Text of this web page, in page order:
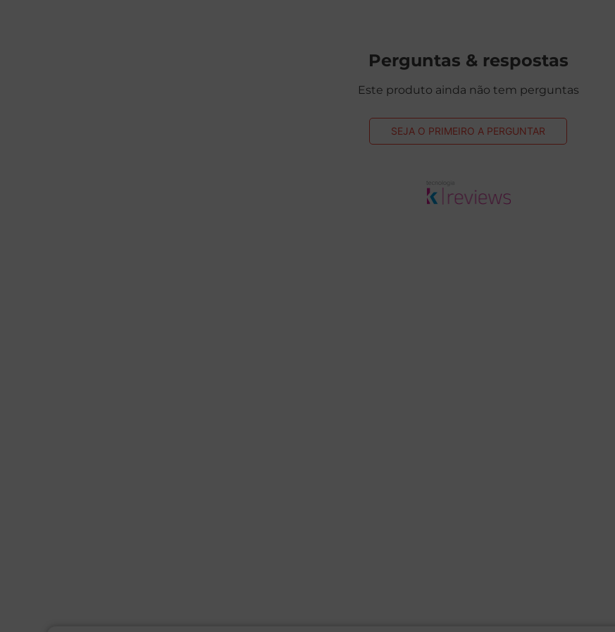
Perguntas & respostas
Este produto ainda não tem perguntas
SEJA O PRIMEIRO A PERGUNTAR